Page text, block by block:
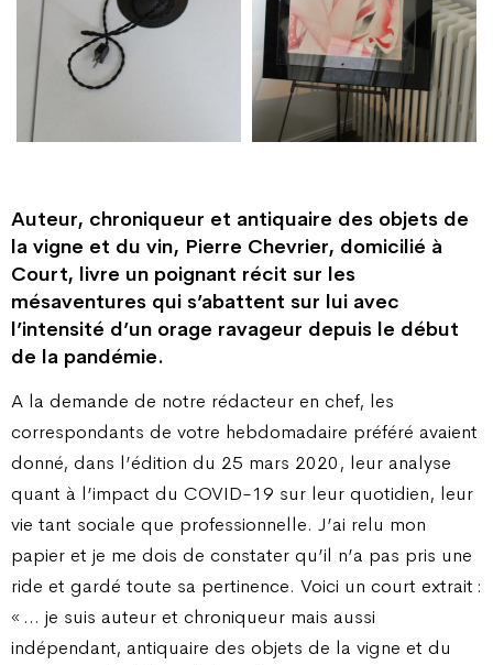
Auteur, chroniqueur et antiquaire des objets de
la vigne et du vin, Pierre Chevrier, domicilié à
Court, livre un poignant récit sur les
mésaventures qui s’abattent sur lui avec
l’intensité d’un orage ravageur depuis le début
de la pandémie.
A la demande de notre rédacteur en chef, les
correspondants de votre hebdomadaire préféré avaient
donné, dans l’édition du 25 mars 2020, leur analyse
quant à l’impact du COVID-19 sur leur quotidien, leur
vie tant sociale que professionnelle. J’ai relu mon
papier et je me dois de constater qu’il n’a pas pris une
ride et gardé toute sa pertinence. Voici un court extrait :
« … je suis auteur et chroniqueur mais aussi
indépendant, antiquaire des objets de la vigne et du